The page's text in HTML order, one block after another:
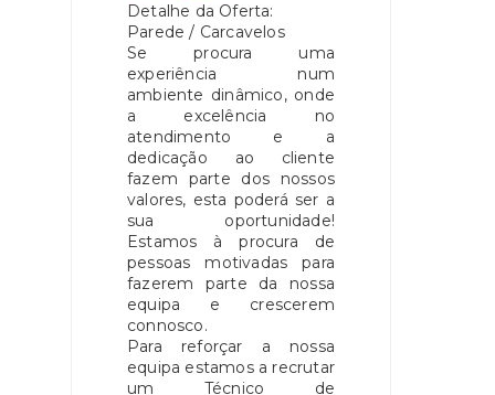
Detalhe da Oferta:
Parede / Carcavelos
Se procura uma
experiência num
ambiente dinâmico, onde
a excelência no
atendimento e a
dedicação ao cliente
fazem parte dos nossos
valores, esta poderá ser a
sua oportunidade!
Estamos à procura de
pessoas motivadas para
fazerem parte da nossa
equipa e crescerem
connosco.
Para reforçar a nossa
equipa estamos a recrutar
um Técnico de